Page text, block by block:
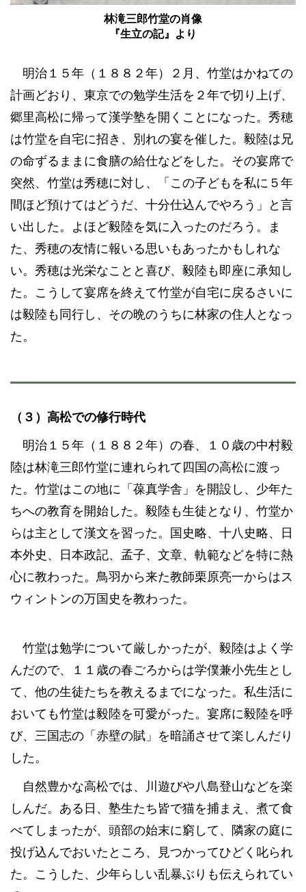
林滝三郎竹堂の肖像
『生立の記』より
明治１５年（１８８２年）２月、竹堂はかねての
計画どおり、東京での勉学生活を２年で切り上げ、
郷里高松に帰って漢学塾を開くことになった。秀穂
は竹堂を自宅に招き、別れの宴を催した。毅陸は兄
の命ずるままに食膳の給仕などをした。その宴席で
突然、竹堂は秀穂に対し、「この子どもを私に５年
間ほど預けてはどうだ、十分仕込んでやろう」と言
い出した。よほど毅陸を気に入ったのだろう。ま
た、秀穂の友情に報いる思いもあったかもしれな
い。秀穂は光栄なことと喜び、毅陸も即座に承知し
た。こうして宴席を終えて竹堂が自宅に戻るさいに
は毅陸も同行し、その晩のうちに林家の住人となっ
た。
（３）高松での修行時代
明治１５年（１８８２年）の春、１０歳の中村毅
陸は林滝三郎竹堂に連れられて四国の高松に渡っ
た。竹堂はこの地に「葆真学舎」を開設し、少年た
ちへの教育を開始した。毅陸も生徒となり、竹堂か
らは主として漢文を習った。国史略、十八史略、日
本外史、日本政記、孟子、文章、軌範などを特に熱
心に教わった。鳥羽から来た教師栗原亮一からはス
ウィントンの万国史を教わった。
竹堂は勉学について厳しかったが、毅陸はよく学
んだので、１１歳の春ごろからは学僕兼小先生とし
て、他の生徒たちを教えるまでになった。私生活に
おいても竹堂は毅陸を可愛がった。宴席に毅陸を呼
び、三国志の「赤壁の賦」を暗誦させて楽しんだり
した。
自然豊かな高松では、川遊びや八島登山などを楽
しんだ。ある日、塾生たち皆で猫を捕まえ、煮て食
べてしまったが、頭部の始末に窮して、隣家の庭に
投げ込んでおいたところ、見つかってひどく叱られ
た。こうした、少年らしい乱暴ぶりも伝えられてい